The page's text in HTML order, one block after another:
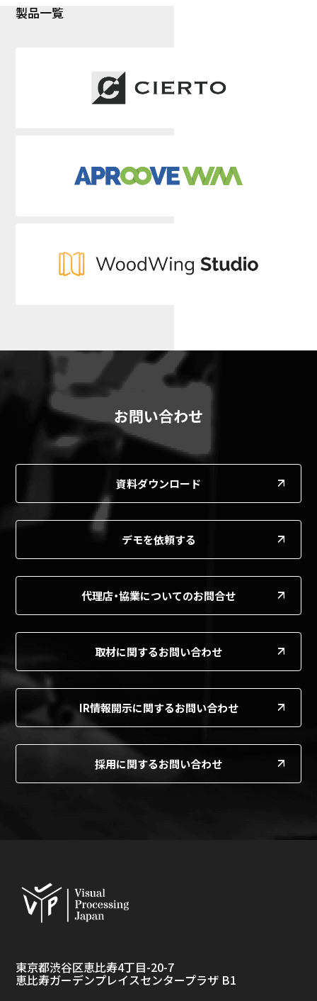
製品一覧
お問い合わせ
資料ダウンロード
デモを依頼する
代理店・協業についてのお問合せ
取材に関するお問い合わせ
IR情報開示に関するお問い合わせ
採用に関するお問い合わせ
東京都渋谷区恵比寿4丁目-20-7
恵比寿ガーデンプレイスセンタープラザ B1